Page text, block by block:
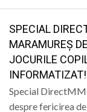
SANATATE
SPORT
SPECIAL
SPECIAL
MARAMUREȘ
JOCURILE
INFORMATIZAT!
Special
despre fericirea